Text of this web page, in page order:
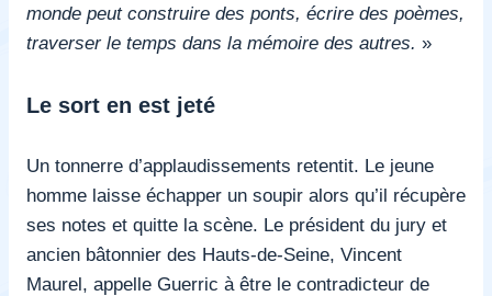
monde peut construire des ponts, écrire des poèmes,
traverser le temps dans la mémoire des autres. »
Le sort en est jeté
Un tonnerre d’applaudissements retentit. Le jeune
homme laisse échapper un soupir alors qu’il récupère
ses notes et quitte la scène. Le président du jury et
ancien bâtonnier des Hauts-de-Seine, Vincent
Maurel, appelle Guerric à être le contradicteur de